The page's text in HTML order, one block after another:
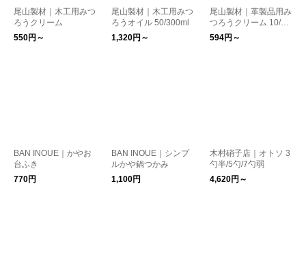
尾山製材｜木工用みつ
ろうクリーム
550円～
尾山製材｜木工用みつ
ろうオイル 50/300ml
1,320円～
尾山製材｜革製品用み
つろうクリーム 10/40
g
594円～
BAN INOUE｜かやお
台ふき
770円
BAN INOUE｜シンプ
ルかや鍋つかみ
1,100円
木村硝子店｜オトソ 3
勺半/5勺/7勺弱
4,620円～